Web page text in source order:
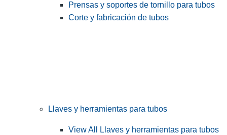
Prensas y soportes de tornillo para tubos
Corte y fabricación de tubos
Llaves y herramientas para tubos
View All Llaves y herramientas para tubos